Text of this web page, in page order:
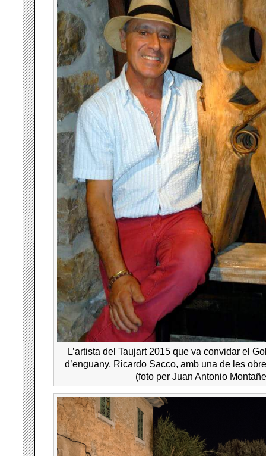
L’artista del Taujart 2015 que va convidar el
d’enguany, Ricardo Sacco, amb una de les
(foto per Juan Antonio